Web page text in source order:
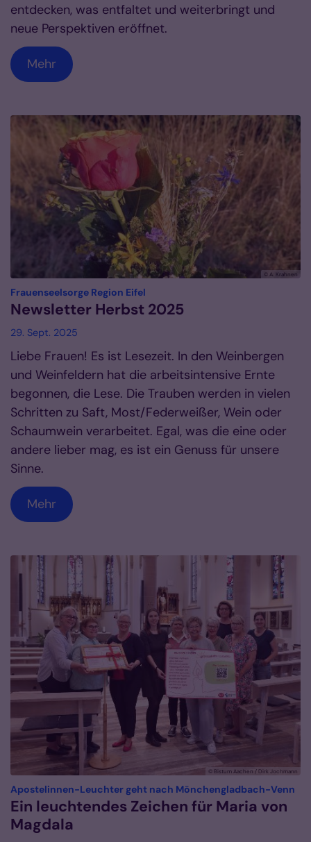
entdecken, was entfaltet und weiterbringt und
neue Perspektiven eröffnet.
Mehr
© A. Krahnen
Frauenseelsorge Region Eifel
Newsletter Herbst 2025
29. Sept. 2025
Liebe Frauen! Es ist Lesezeit. In den Weinbergen
und Weinfeldern hat die arbeitsintensive Ernte
begonnen, die Lese. Die Trauben werden in vielen
Schritten zu Saft, Most/Federweißer, Wein oder
Schaumwein verarbeitet. Egal, was die eine oder
andere lieber mag, es ist ein Genuss für unsere
Sinne.
Mehr
© Bistum Aachen / Dirk Jochmann
Apostelinnen-Leuchter geht nach Mönchengladbach-Venn
Ein leuchtendes Zeichen für Maria von
Magdala